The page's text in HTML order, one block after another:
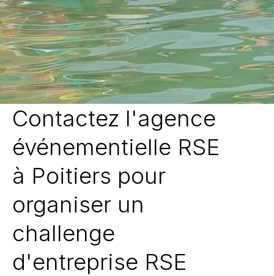
Contactez l'agence
événementielle RSE
à Poitiers pour
organiser un
challenge
d'entreprise RSE